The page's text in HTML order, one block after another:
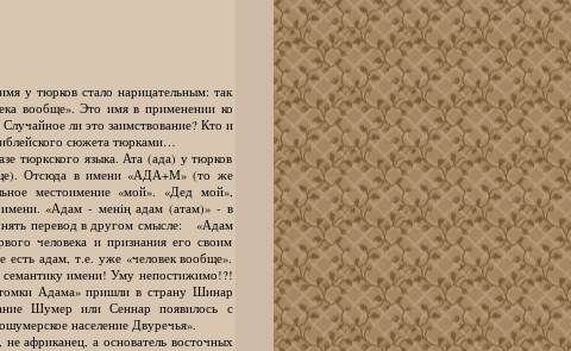
у тюрков стало нарицательным: так
вообще». Это имя в применении ко
ли это заимствование? Кто и
сюжета тюрками…
тюркского языка. Ата (ада) у тюрков
Отсюда в имени «АДА+М» (то же
местоимение «мой». «Дед мой»,
имени. «Адам - менің адам (атам)» - в
перевод в другом смысле: «Адам
человека и признания его своим
адам, т.е. уже «человек вообще».
семантику имени! Уму непостижимо!?!
Адама» пришли в страну Шинар
Шумер или Сеннар появилось с
население Двуречья».
не африканец, а основатель восточных